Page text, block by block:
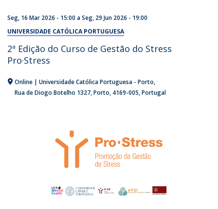
Seg, 16 Mar 2026 - 15:00 aSeg, 29 Jun 2026 - 19:00
UNIVERSIDADE CATÓLICA PORTUGUESA
2ª Edição do Curso de Gestão do Stress
Pro·Stress
Online | Universidade Católica Portuguesa - Porto
Rua de Diogo Botelho 1327 Porto 4169-005 Portugal